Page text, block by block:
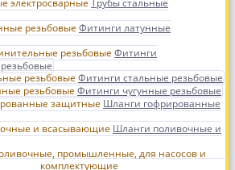
Трубы стальные
Фитинги латунные
Фитинги
Фитинги стальные резьбовые
Фитинги чугунные резьбовые
Шланги гофрированные
Шланги поливочные и